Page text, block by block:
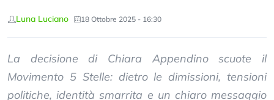
Luna Luciano 18 Ottobre 2025 - 16:30
La decisione di Chiara Appendino scuote il
Movimento 5 Stelle: dietro le dimissioni, tensioni
politiche, identità smarrita e un chiaro messaggio